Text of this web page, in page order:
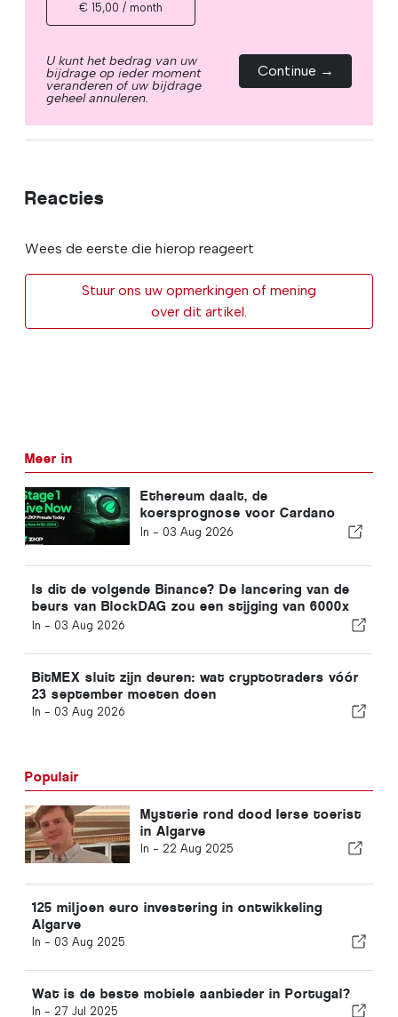
€ 15,00 / month
U kunt het bedrag van uw
bijdrage op ieder moment
veranderen of uw bijdrage
geheel annuleren.
Continue →
Reacties
Wees de eerste die hierop reageert
Stuur ons uw opmerkingen of mening
over dit artikel.
Meer in
Ethereum daalt, de
koersprognose voor Cardano
wordt bearish, maar de ZKP-
terwijl handelaren op jacht zijn
naar een potentieel rendement
van 100x!
In - 03 Aug 2026
Is dit de volgende Binance? De lancering van de
beurs van BlockDAG zou een stijging van 6000x
kunnen inluiden – Meer over Chainlink en de koers
In - 03 Aug 2026
BitMEX sluit zijn deuren: wat cryptotraders vóór
23 september moeten doen
In - 03 Aug 2026
Populair
Mysterie rond dood Ierse toerist
in Algarve
In - 22 Aug 2025
125 miljoen euro investering in ontwikkeling
Algarve
In - 03 Aug 2025
Wat is de beste mobiele aanbieder in Portugal?
In - 27 Jul 2025